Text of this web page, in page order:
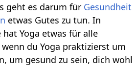
geht es darum für Gesundheit
etwas Gutes zu tun. In
hat Yoga etwas für alle
du Yoga praktizierst um
um gesund zu sein, dich wohl